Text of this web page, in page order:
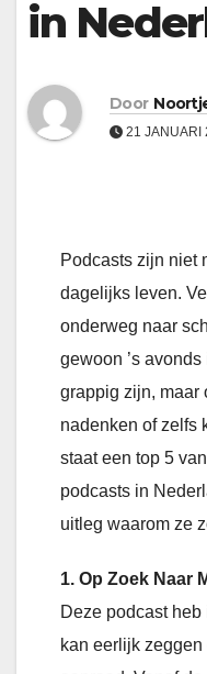
in
Door
21 JANUARI
Podcasts zijn niet
dagelijks leven.
onderweg naar
gewoon ’s
grappig zijn, maar
nadenken of zelfs
staat een top 5
podcasts in
uitleg waarom ze
1. Op Zoek Naar
Deze podcast
kan eerlijk